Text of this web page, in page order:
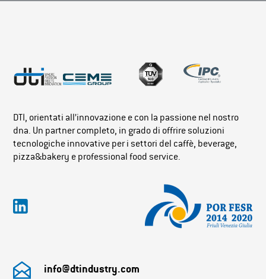
DTI, orientati all’innovazione e con la passione nel nostro
dna. Un partner completo, in grado di offrire soluzioni
tecnologiche innovative per i settori del caffè, beverage,
pizza&bakery e professional food service.
info@dtindustry.com